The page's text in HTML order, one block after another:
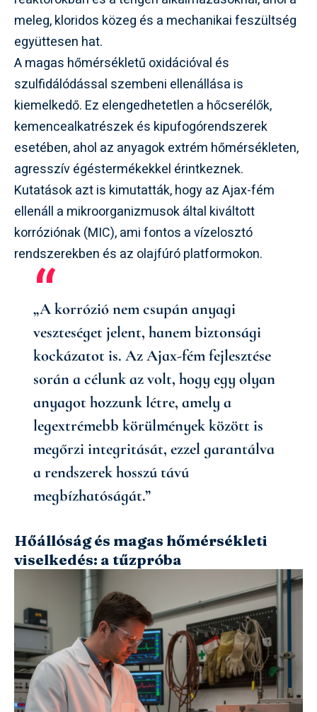
meleg, kloridos közeg és a mechanikai feszültség
együttesen hat.
A magas hőmérsékletű oxidációval és
szulfidálódással szembeni ellenállása is
kiemelkedő. Ez elengedhetetlen a hőcserélők,
kemencealkatrészek és kipufogórendszerek
esetében, ahol az anyagok extrém hőmérsékleten,
agresszív égéstermékekkel érintkeznek.
Kutatások azt is kimutatták, hogy az Ajax-fém
ellenáll a mikroorganizmusok által kiváltott
korróziónak (MIC), ami fontos a vízelosztó
rendszerekben és az olajfúró platformokon.
„A korrózió nem csupán anyagi
veszteséget jelent, hanem biztonsági
kockázatot is. Az Ajax-fém fejlesztése
során a célunk az volt, hogy egy olyan
anyagot hozzunk létre, amely a
legextrémebb körülmények között is
megőrzi integritását, ezzel garantálva
a rendszerek hosszú távú
megbízhatóságát.”
Hőállóság és magas hőmérsékleti
viselkedés: a tűzpróba